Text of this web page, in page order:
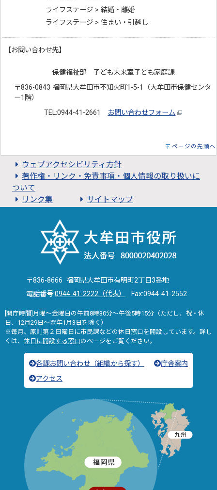
ライフステージ > 結婚・離婚
ライフステージ > 住まい・引越し
【お問い合わせ先】
保健福祉部 子ども未来室子ども家庭課
〒836-0843 福岡県大牟田市不知火町1-5-1（大牟田市保健センタ
ー1階）
TEL:0944-41-2661
お問い合わせフォーム
ページの先頭へ
ウェブアクセシビリティ方針
著作権・リンク・免責事項・個人情報の取り扱いに
ついて
リンク集
サイトマップ
〒836-8666 福岡県大牟田市有明町2丁目3番地
電話番号:0944-41-2222（代表） Fax:0944-41-2552
[開庁時間]月曜～金曜日の午前8時30分～午後5時15分（ただし、祝・休
日、12月29日～翌年1月3日を除く）
※毎月、原則第２日曜日に市民課などの休日窓口を開設しています。詳し
くは、 休日に開設する窓口のページをご覧ください。
各課お問い合わせ（組織から探す）
庁舎案内
アクセス